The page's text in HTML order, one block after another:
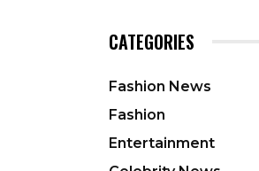
CATEGORIES
Fashion News
Fashion
Entertainment